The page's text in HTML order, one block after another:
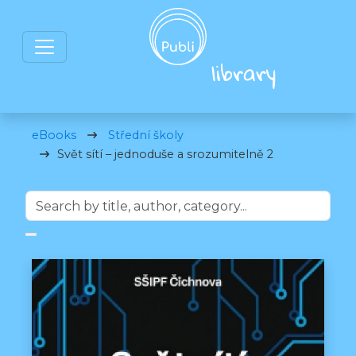
eBooks
Střední školy
Svět sítí – jednoduše a srozumitelně 2